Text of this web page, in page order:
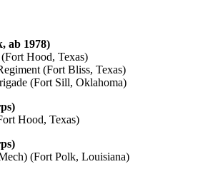
ab 1978)
Hood, Texas)
(Fort Bliss, Texas)
(Fort Sill, Oklahoma)
Hood, Texas)
(Fort Polk, Louisiana)